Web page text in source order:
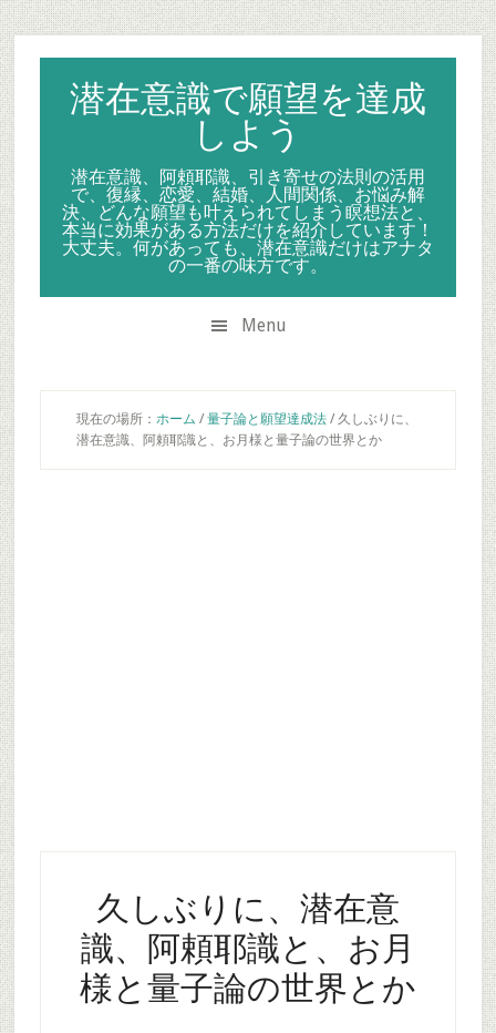
Skip
to
secondary
menu
Skip
to
main
content
Skip
to
primary
sidebar
潜在意識で願望を達成
しよう
潜在意識、阿頼耶識、引き寄せの法則の活用
で、復縁、恋愛、結婚、人間関係、お悩み解
決、どんな願望も叶えられてしまう瞑想法と、
本当に効果がある方法だけを紹介しています！
大丈夫。何があっても、潜在意識だけはアナタ
の一番の味方です。
Menu
現在の場所： ホーム / 量子論と願望達成法 /久しぶりに、
潜在意識、阿頼耶識と、お月様と量子論の世界とか
久しぶりに、潜在意
識、阿頼耶識と、お月
様と量子論の世界とか